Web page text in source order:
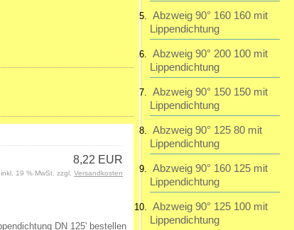
8,22 EUR
inkl. 19 % MwSt. zzgl.Versandkosten
Abzweig 90° 160 160 mit
Lippendichtung
Abzweig 90° 200 100 mit
Lippendichtung
Abzweig 90° 150 150 mit
Lippendichtung
Abzweig 90° 125 80 mit
Lippendichtung
Abzweig 90° 160 125 mit
Lippendichtung
Abzweig 90° 125 100 mit
Lippendichtung